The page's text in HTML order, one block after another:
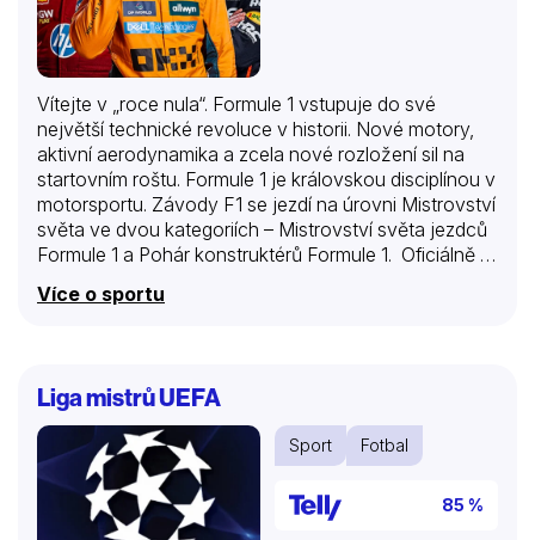
Vítejte v „roce nula“. Formule 1 vstupuje do své
největší technické revoluce v historii. Nové motory,
aktivní aerodynamika a zcela nové rozložení sil na
startovním roštu. Formule 1 je královskou disciplínou v
motorsportu. Závody F1 se jezdí na úrovni Mistrovství
světa ve dvou kategoriích – Mistrovství světa jezdců
Formule 1 a Pohár konstruktérů Formule 1. Oficiálně je
Prix (pro nás známý také jako Velká cena) a zpravidla
automobilovou federaci (angl. zkratka FIA) sídlící v
Paříži.
Více o sportu
Liga mistrů UEFA
Sport Fotbal
85 %